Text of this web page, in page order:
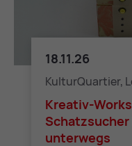
18.11.26
KulturQuartier,
Kreativ-
Schatzsucher
unterwegs